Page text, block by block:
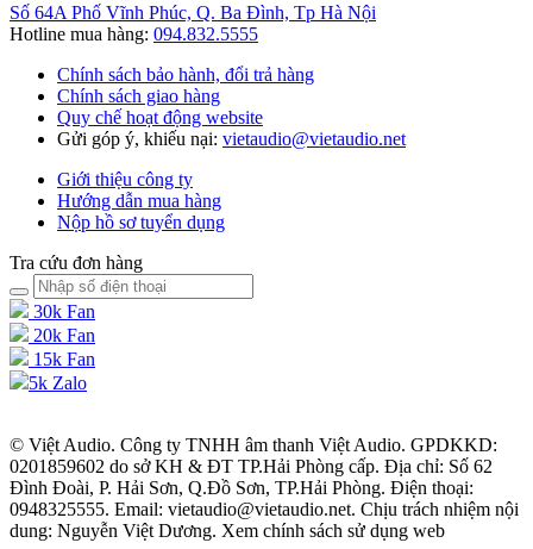
Số 64A Phố Vĩnh Phúc, Q. Ba Đình, Tp Hà Nội
Hotline mua hàng: 094.832.5555
Chính sách bảo hành, đổi trả hàng
Chính sách giao hàng
Quy chế hoạt động website
Gửi góp ý, khiếu nại: vietaudio@vietaudio.net
Giới thiệu công ty
Hướng dẫn mua hàng
Nộp hồ sơ tuyển dụng
Tra cứu đơn hàng
30k Fan
20k Fan
15k Fan
5k Zalo
© Việt Audio. Công ty TNHH âm thanh Việt Audio. GPDKKD:
0201859602 do sở KH & ĐT TP.Hải Phòng cấp. Địa chỉ: Số 62
Đình Đoài, P. Hải Sơn, Q.Đồ Sơn, TP.Hải Phòng. Điện thoại:
0948325555. Email: vietaudio@vietaudio.net. Chịu trách nhiệm nội
dung: Nguyễn Việt Dương. Xem chính sách sử dụng web